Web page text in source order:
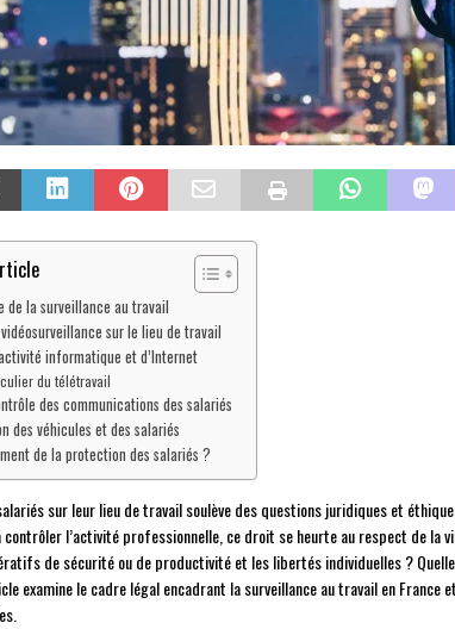
de la surveillance au travail
sur le lieu de travail
informatique et d’Internet
du télétravail
des communications des salariés
des véhicules et des salariés
de la protection des salariés ?
sur leur lieu de travail soulève des questions juridiques et
l’activité professionnelle, ce droit se heurte au respect de la
de sécurité ou de productivité et les libertés individuelles ?
examine le cadre légal encadrant la surveillance au travail en France